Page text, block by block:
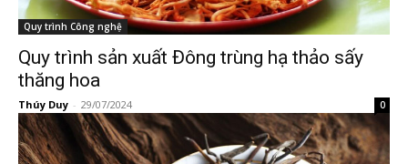
Quy trình Công nghệ
Quy trình sản xuất Đông trùng hạ thảo sấy
thăng hoa
Thúy Duy - 29/07/2024 0